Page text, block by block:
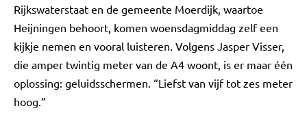
Rijkswaterstaat en de gemeente Moerdijk, waartoe
Heijningen behoort, komen woensdagmiddag zelf een
kijkje nemen en vooral luisteren. Volgens Jasper Visser,
die amper twintig meter van de A4 woont, is er maar één
oplossing: geluidsschermen. “Liefst van vijf tot zes meter
hoog.”